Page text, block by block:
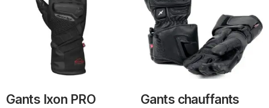
Gants Ixon PRO
Gants chauffants